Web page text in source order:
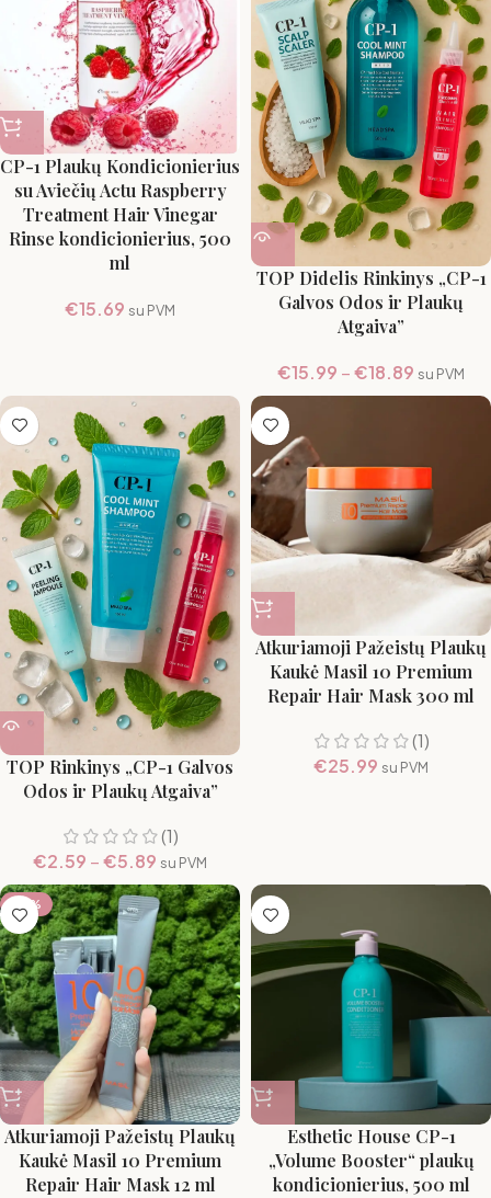
CP-1 Plaukų Kondicionierius
su Aviečių Actu Raspberry
Treatment Hair Vinegar
Rinse kondicionierius, 500
ml
€15.69 su PVM
TOP Didelis Rinkinys „CP-1
Galvos Odos ir Plaukų
Atgaiva”
€15.99 –€18.89 su PVM
TOP Rinkinys „CP-1 Galvos
Odos ir Plaukų Atgaiva”
(1)
€2.59 –€5.89 su PVM
Atkuriamoji Pažeistų Plaukų
Kaukė Masil 10 Premium
Repair Hair Mask 300 ml
(1)
€25.99 su PVM
-17%
Atkuriamoji Pažeistų Plaukų
Kaukė Masil 10 Premium
Repair Hair Mask 12 ml
Esthetic House CP-1
„Volume Booster“ plaukų
kondicionierius, 500 ml